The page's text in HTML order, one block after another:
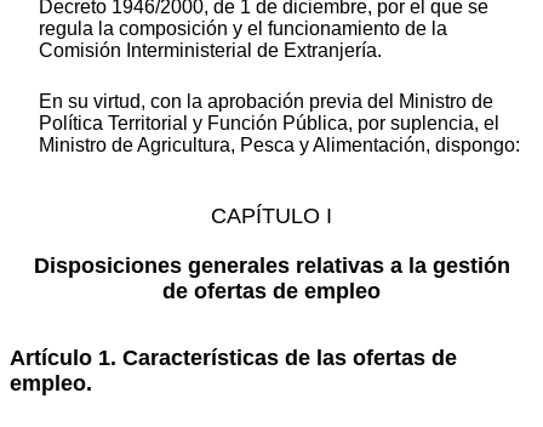
Decreto 1946/2000, de 1 de diciembre, por el que se
regula la composición y el funcionamiento de la
Comisión Interministerial de Extranjería.
En su virtud, con la aprobación previa del Ministro de
Política Territorial y Función Pública, por suplencia, el
Ministro de Agricultura, Pesca y Alimentación, dispongo:
CAPÍTULO I
Disposiciones generales relativas a la gestión
de ofertas de empleo
Artículo 1. Características de las ofertas de
empleo.